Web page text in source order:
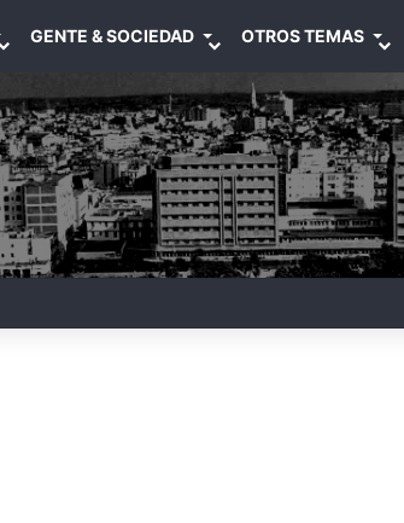
GENTE & SOCIEDAD OTROS TEMAS